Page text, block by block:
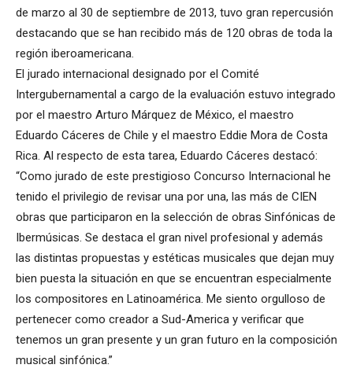
de marzo al 30 de septiembre de 2013, tuvo gran repercusión
destacando que se han recibido más de 120 obras de toda la
región iberoamericana.
El jurado internacional designado por el Comité
Intergubernamental a cargo de la evaluación estuvo integrado
por el maestro Arturo Márquez de México, el maestro
Eduardo Cáceres de Chile y el maestro Eddie Mora de Costa
Rica. Al respecto de esta tarea, Eduardo Cáceres destacó:
“Como jurado de este prestigioso Concurso Internacional he
tenido el privilegio de revisar una por una, las más de CIEN
obras que participaron en la selección de obras Sinfónicas de
Ibermúsicas. Se destaca el gran nivel profesional y además
las distintas propuestas y estéticas musicales que dejan muy
bien puesta la situación en que se encuentran especialmente
los compositores en Latinoamérica. Me siento orgulloso de
pertenecer como creador a Sud-America y verificar que
tenemos un gran presente y un gran futuro en la composición
musical sinfónica.”